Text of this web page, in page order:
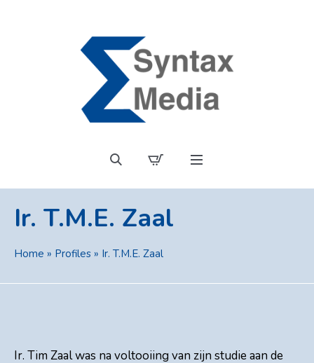
Ir. T.M.E. Zaal
Home » Profiles » Ir. T.M.E. Zaal
Ir. Tim Zaal was na voltooiing van zijn studie aan de